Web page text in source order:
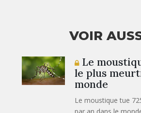
VOIR
Le
le plus
monde
Le moustique tue